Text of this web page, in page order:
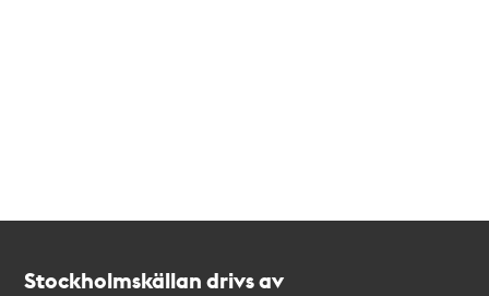
Stockholmskällan drivs av